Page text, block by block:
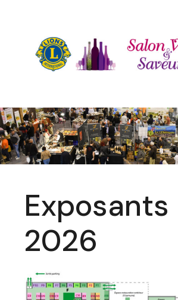
Exposants
2026